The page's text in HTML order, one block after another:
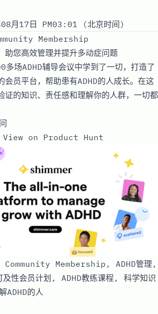
08月17日 PM03:01 (北京时间)
Membership
助您高效管理并提升多动症问题
多场ADHD辅导会议中学到了一切，打造了
会员平台，帮助患有ADHD的人成长。在这
证的知识、责任感和理解你的人群，一切都
View on Product Hunt
Community Membership, ADHD管理,
及性会员计划, ADHD教练课程, 科学知识
ADHD的人